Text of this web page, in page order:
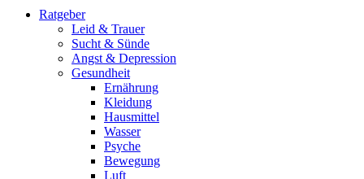
Ratgeber
Leid & Trauer
Sucht & Sünde
Angst & Depression
Gesundheit
Ernährung
Kleidung
Hausmittel
Wasser
Psyche
Bewegung
Luft